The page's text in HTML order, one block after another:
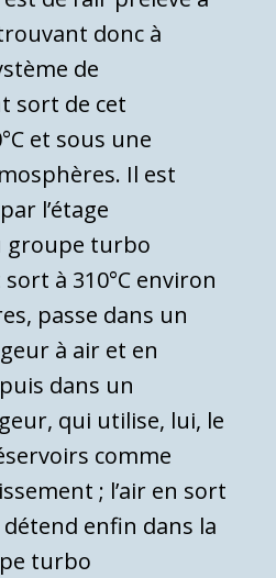
donc à
de
sort de cet
et sous une
Il est
l’étage
groupe turbo
à 310°C environ
passe dans un
à air et en
dans un
qui utilise, lui, le
comme
; l’air en sort
détend enfin dans la
turbo